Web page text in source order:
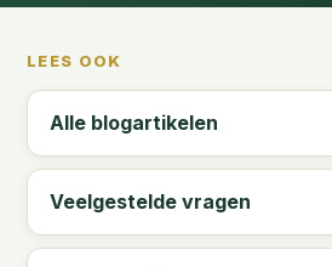
LEES OOK
Alle blogartikelen
Veelgestelde vragen